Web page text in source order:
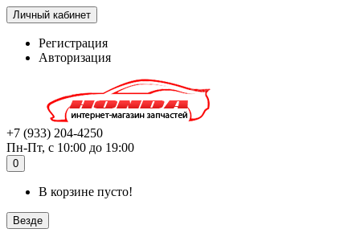
Личный кабинет
Регистрация
Авторизация
+7 (933) 204-4250
Пн-Пт, с 10:00 до 19:00
0
В корзине пусто!
Везде